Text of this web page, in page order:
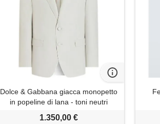
Dolce & Gabbana giacca monopetto
in popeline di lana - toni neutri
1.350,00 €